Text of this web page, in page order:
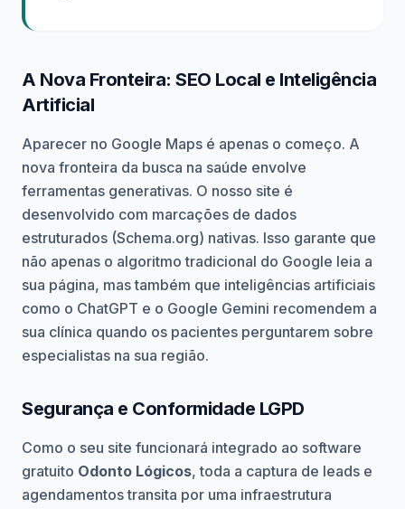
A Nova Fronteira: SEO Local e Inteligência
Artificial
Aparecer no Google Maps é apenas o começo. A
nova fronteira da busca na saúde envolve
ferramentas generativas. O nosso site é
desenvolvido com marcações de dados
estruturados (Schema.org) nativas. Isso garante que
não apenas o algoritmo tradicional do Google leia a
sua página, mas também que inteligências artificiais
como o ChatGPT e o Google Gemini recomendem a
sua clínica quando os pacientes perguntarem sobre
especialistas na sua região.
Segurança e Conformidade LGPD
Como o seu site funcionará integrado ao software
gratuito Odonto Lógicos, toda a captura de leads e
agendamentos transita por uma infraestrutura